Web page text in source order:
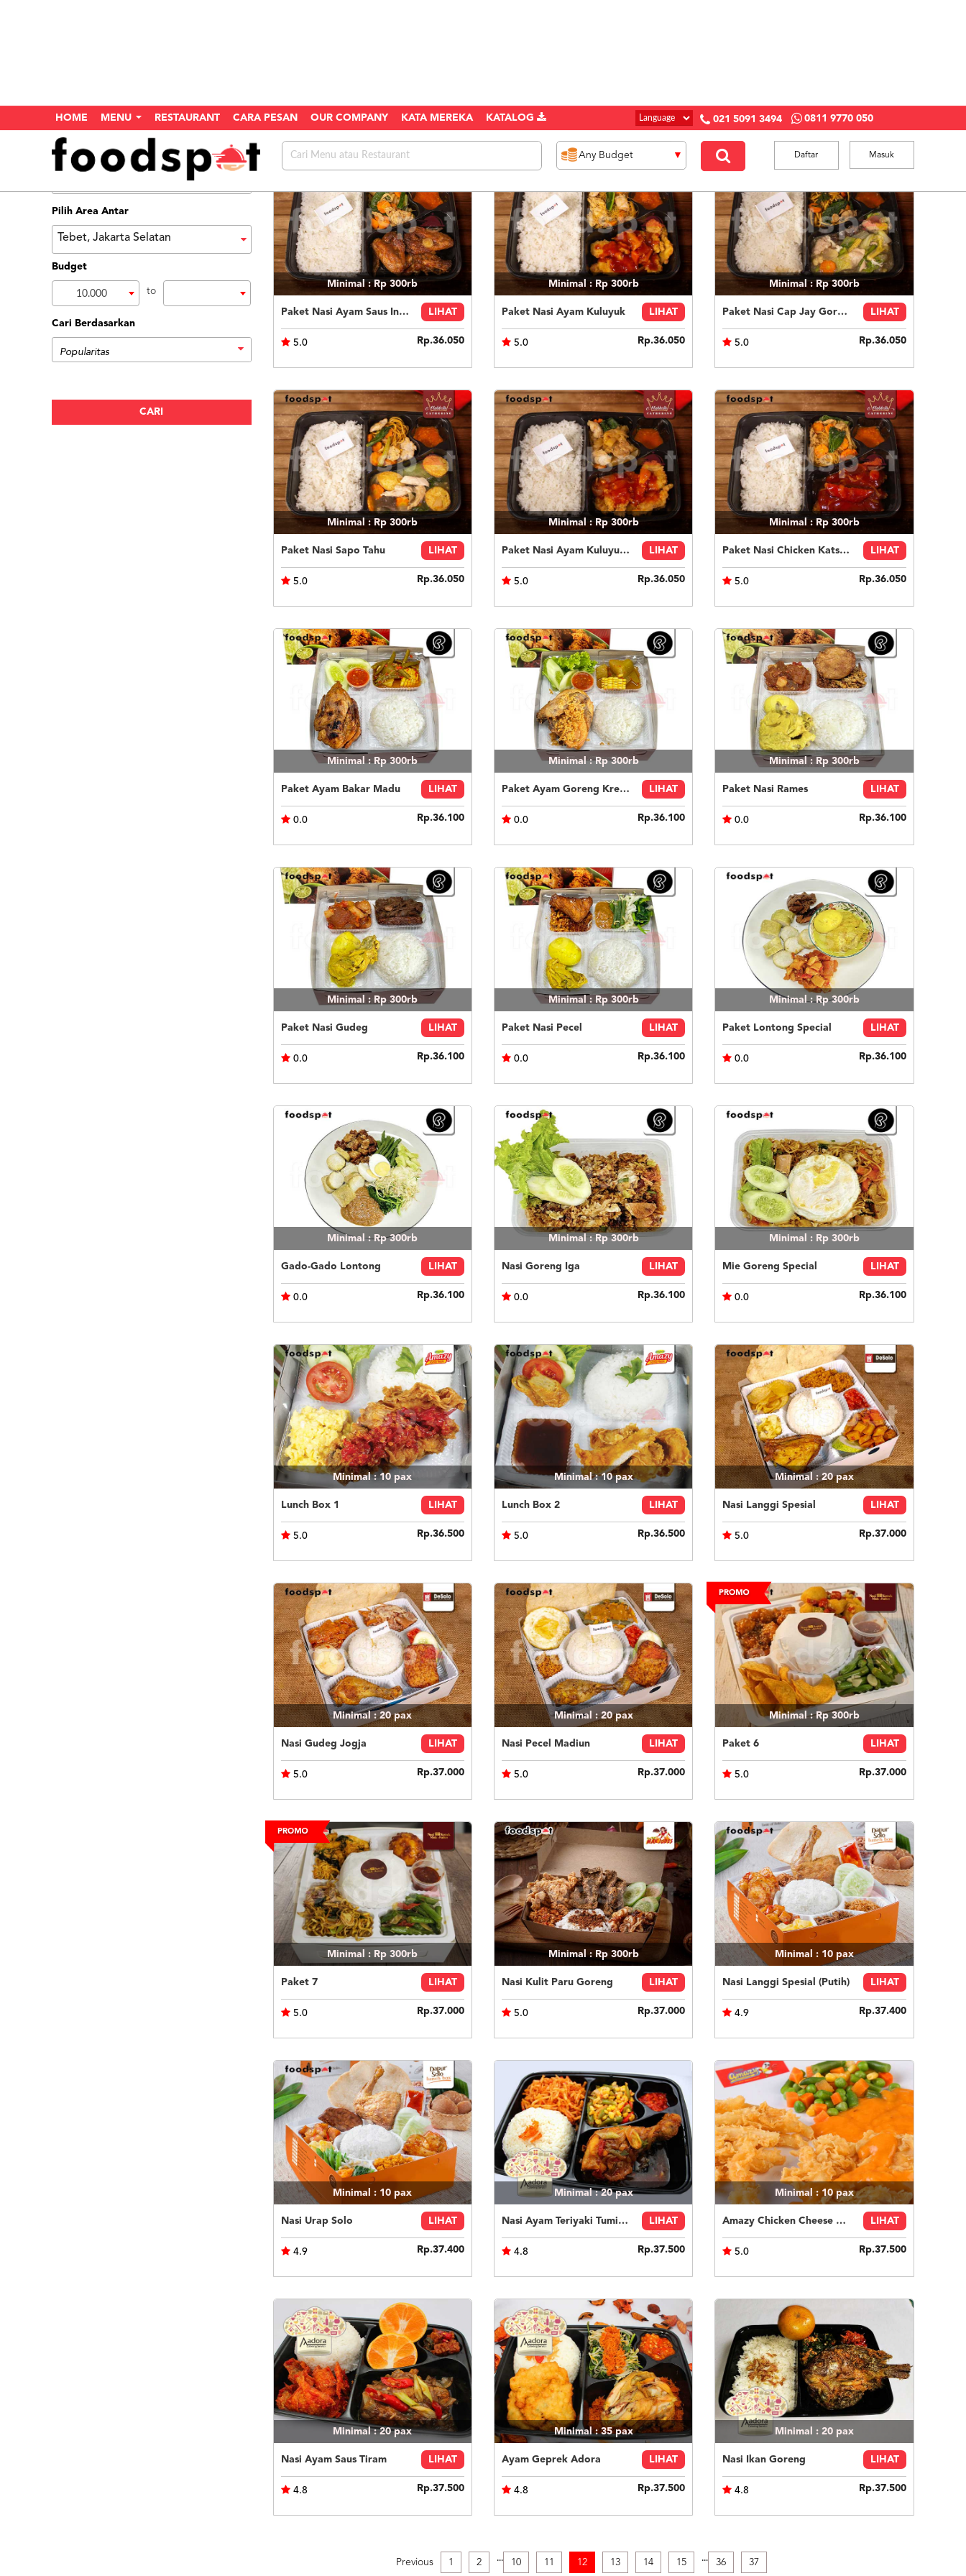
HOME MENU RESTAURANT CARA PESAN OUR COMPANY KATA MEREKA KATALOG 021 5091 3494 0811 9770 050
Masuk
Daftar
Home Search
Menu
Pilih Area Antar
Tebet, Jakarta Selatan
Budget
10.000 to
Cari Berdasarkan
Minimal : Rp 300rb
Paket Nasi Ayam Saus Inggris LIHAT
5.0 Rp.36.050
Minimal : Rp 300rb
Paket Nasi Ayam Kuluyuk LIHAT
5.0 Rp.36.050
Minimal : Rp 300rb
Paket Nasi Cap Jay Goreng Ayam LIHAT
5.0 Rp.36.050
Minimal : Rp 300rb
Paket Nasi Sapo Tahu LIHAT
5.0 Rp.36.050
Minimal : Rp 300rb
Paket Nasi Ayam Kuluyuk Kwetiau Goreng LIHAT
5.0 Rp.36.050
Minimal : Rp 300rb
Paket Nasi Chicken Katsu Teriyaki LIHAT
5.0 Rp.36.050
Minimal : Rp 300rb
Paket Ayam Bakar Madu LIHAT
0.0 Rp.36.100
Minimal : Rp 300rb
Paket Ayam Goreng Kremes LIHAT
0.0 Rp.36.100
Minimal : Rp 300rb
Paket Nasi Rames LIHAT
0.0 Rp.36.100
Minimal : Rp 300rb
Paket Nasi Gudeg LIHAT
0.0 Rp.36.100
Minimal : Rp 300rb
Paket Nasi Pecel LIHAT
0.0 Rp.36.100
Minimal : Rp 300rb
Paket Lontong Special LIHAT
0.0 Rp.36.100
Minimal : Rp 300rb
Gado-Gado Lontong LIHAT
0.0 Rp.36.100
Minimal : Rp 300rb
Nasi Goreng Iga LIHAT
0.0 Rp.36.100
Minimal : Rp 300rb
Mie Goreng Special LIHAT
0.0 Rp.36.100
Minimal : 10 pax
Lunch Box 1 LIHAT
5.0 Rp.36.500
Minimal : 10pax
Lunch Box 2 LIHAT
5.0 Rp.36.500
Minimal : 20pax
Nasi Langgi Spesial LIHAT
5.0 Rp.37.000
Minimal : 20pax
Nasi Gudeg Jogja LIHAT
5.0 Rp.37.000
Minimal : 20pax
Nasi Pecel Madiun LIHAT
5.0 Rp.37.000
Minimal : Rp 300rb
Paket 6 LIHAT
5.0 Rp.37.000
Minimal : Rp 300rb
Paket 7 LIHAT
5.0 Rp.37.000
Minimal : Rp 300rb
Nasi Kulit Paru Goreng LIHAT
5.0 Rp.37.000
Minimal : 10 pax
Nasi Langgi Spesial (Putih) LIHAT
4.9 Rp.37.400
Minimal : 10 pax
Nasi Urap Solo LIHAT
4.9 Rp.37.400
Minimal : 20pax
Nasi Ayam Teriyaki Tumis Buncis Jagung LIHAT
4.8 Rp.37.500
Minimal : 10pax
Amazy Chicken Cheese Sauce LIHAT
5.0 Rp.37.500
Minimal : 20pax
Nasi Ayam Saus Tiram LIHAT
4.8 Rp.37.500
Minimal : 35pax
Ayam Geprek Adora LIHAT
4.8 Rp.37.500
Minimal : 20 pax
Nasi Ikan Goreng LIHAT
4.8 Rp.37.500
Previous 1 2 ... 10 11 12 13 14 15 ... 36 37